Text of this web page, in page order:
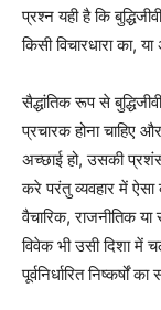
प्रश्न यही है कि
किसी विचारधारा का,
सैद्धांतिक रूप से
प्रचारक होना चाहिए
अच्छाई हो, उसकी
करे परंतु व्यवहार में ऐसा
वैचारिक, राजनीतिक
विवेक भी उसी दिशा में
पूर्वनिर्धारित निष्कर्षों